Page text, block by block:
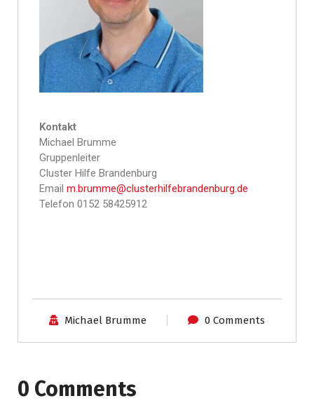
Kontakt
Michael Brumme
Gruppenleiter
Cluster Hilfe Brandenburg
Email m.brumme@clusterhilfebrandenburg.de
Telefon 0152 58425912
Michael Brumme 0 Comments
0 Comments